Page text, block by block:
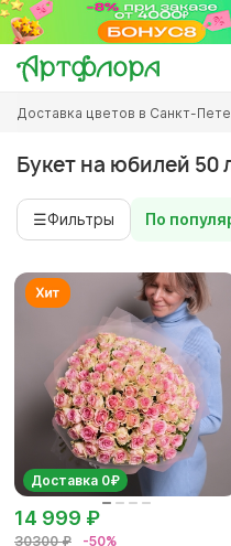
Перейти
основному
содержанию
Вы
здесь
Доставка цветов в Санкт-
Букет на юбилей 50
☰Фильтры По
Доставка 0₽
30300 ₽ -50%
14 999 ₽